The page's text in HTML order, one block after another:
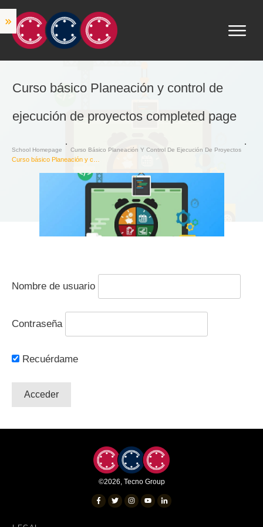
Curso básico Planeación y control de
ejecución de proyectos completed page
School Homepage Curso Básico Planeación Y Control De Ejecución De Proyectos
Nombre de usuario
Contraseña
Recuérdame
©2026 Tecno Group